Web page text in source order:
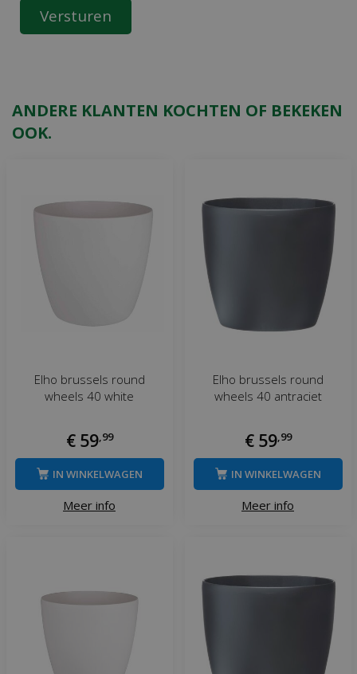
ANDERE KLANTEN KOCHTEN OF BEKEKEN
OOK.
Elho brussels round
wheels 40 white
€ 59, 99
Meer info
IN WINKELWAGEN
Elho brussels round
wheels 40 antraciet
€ 59, 99
Meer info
IN WINKELWAGEN